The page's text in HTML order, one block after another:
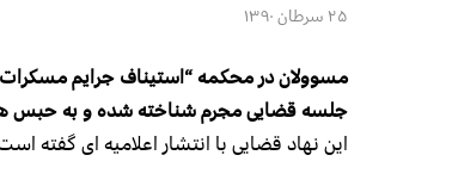
۲۵ سرطان ۱۳۹۰
جلسه قضایی مجرم شناخته شده و به حبس
این نهاد قضایی با انتشار اعلامیه ای گفته است که این افراد از سه